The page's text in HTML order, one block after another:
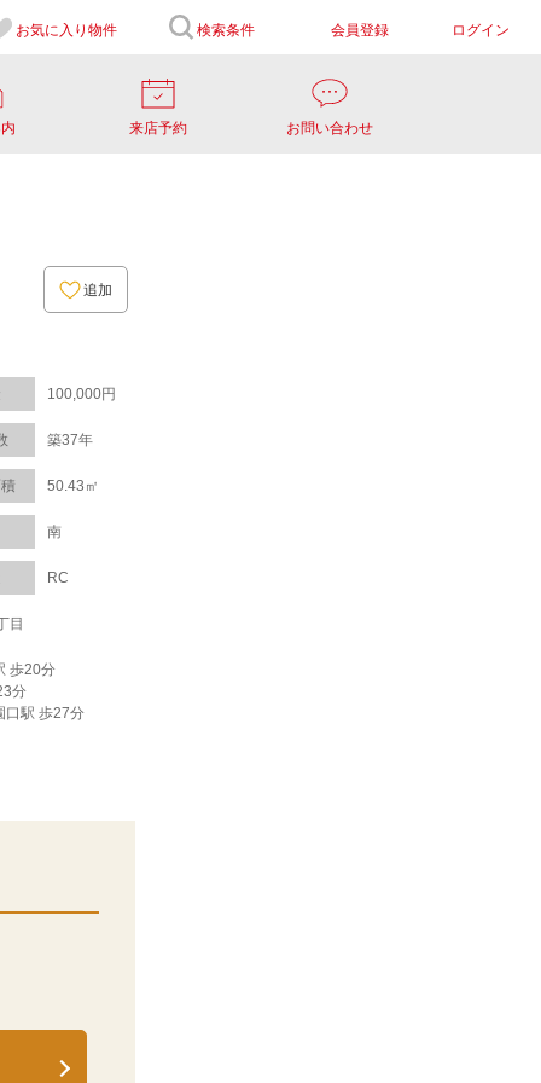
お気に入り 物件 検索条件 会員登録 ログイン
来店予約 お問い合わせ
追加
100,000円
築37年
50.43㎡
南
RC
目
歩20分
分
口駅 歩27分